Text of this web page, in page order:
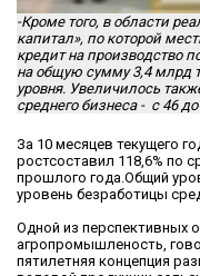
-Кроме того, в области
капитал», по которой
кредит на производство
на общую сумму 3,4 млрд
уровня. Увеличилось
среднего бизнеса - с 46
За 10 месяцев текущего
ростсоставил 118,6% по
прошлого года.Общий
уровень безработицы
Одной из перспективных
агропромышленость,
пятилетняя концепция